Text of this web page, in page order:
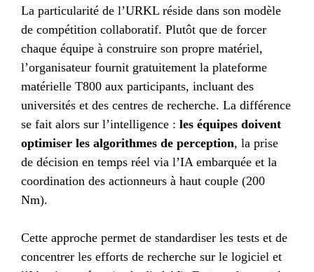
La particularité de l’URKL réside dans son modèle
de compétition collaboratif. Plutôt que de forcer
chaque équipe à construire son propre matériel,
l’organisateur fournit gratuitement la plateforme
matérielle T800 aux participants, incluant des
universités et des centres de recherche. La différence
se fait alors sur l’intelligence : les équipes doivent
optimiser les algorithmes de perception, la prise
de décision en temps réel via l’IA embarquée et la
coordination des actionneurs à haut couple (200
Nm).
Cette approche permet de standardiser les tests et de
concentrer les efforts de recherche sur le logiciel et